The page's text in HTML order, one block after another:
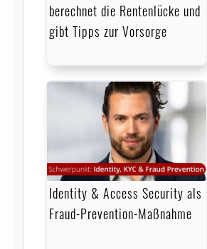
berechnet die Rentenlücke und
gibt Tipps zur Vorsorge
Identity & Access Security als
Fraud-Prevention-Maßnahme